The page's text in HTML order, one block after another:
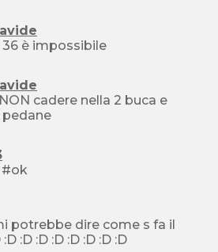
è impossibile
cadere nella 2 buca e
finito tutto #ok
potrebbe dire come s fa il
livello 20 :D :D :D :D :D :D :D :D :D